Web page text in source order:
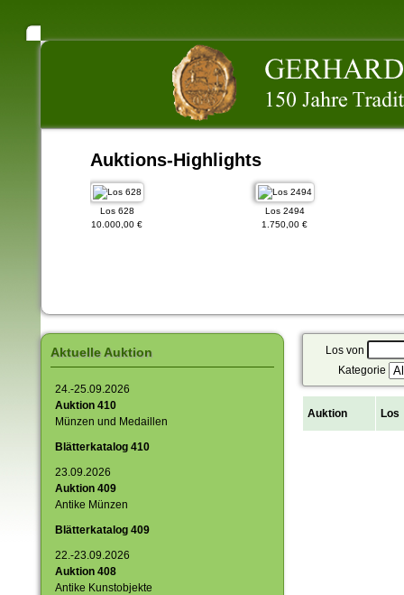
Auktions-Highlights
Los 628
10.000,00 €
Los 2494
1.750,00 €
Aktuelle Auktion
24.-25.09.2026
Auktion 410
Münzen und Medaillen
Blätterkatalog 410
23.09.2026
Auktion 409
Antike Münzen
Blätterkatalog 409
22.-23.09.2026
Auktion 408
Antike Kunstobjekte
Los von
Kategorie
Auktion Los